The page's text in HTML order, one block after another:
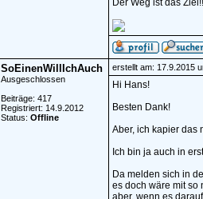
Der Weg ist das
SoEinenWillIchAuch
Ausgeschlossen
Beiträge: 417
Registriert: 14.9.2012
Status: Offline
erstellt am: 17.9.2015
Hi Hans!
Besten Dank!
Aber, ich kapier das
Ich bin ja auch in
Da melden sich in
es doch wäre mit so
aber, wenn es